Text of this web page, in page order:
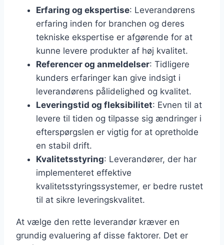
Erfaring og ekspertise: Leverandørens
erfaring inden for branchen og deres
tekniske ekspertise er afgørende for at
kunne levere produkter af høj kvalitet.
Referencer og anmeldelser: Tidligere
kunders erfaringer kan give indsigt i
leverandørens pålidelighed og kvalitet.
Leveringstid og fleksibilitet: Evnen til at
levere til tiden og tilpasse sig ændringer i
efterspørgslen er vigtig for at opretholde
en stabil drift.
Kvalitetsstyring: Leverandører, der har
implementeret effektive
kvalitetsstyringssystemer, er bedre rustet
til at sikre leveringskvalitet.
At vælge den rette leverandør kræver en
grundig evaluering af disse faktorer. Det er